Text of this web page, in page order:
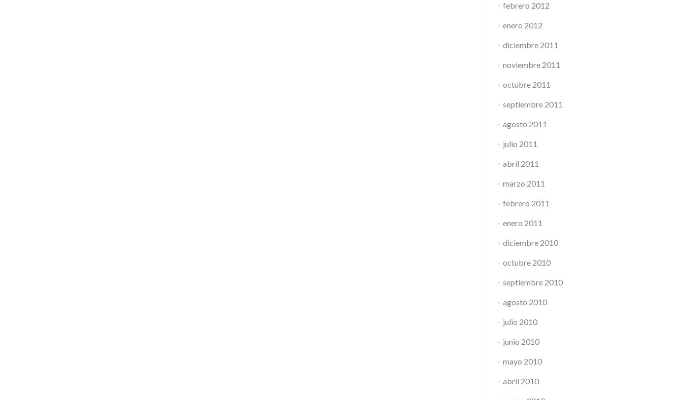
febrero 2012
enero 2012
diciembre 2011
noviembre 2011
octubre 2011
septiembre 2011
agosto 2011
julio 2011
abril 2011
marzo 2011
febrero 2011
enero 2011
diciembre 2010
octubre 2010
septiembre 2010
agosto 2010
julio 2010
junio 2010
mayo 2010
abril 2010